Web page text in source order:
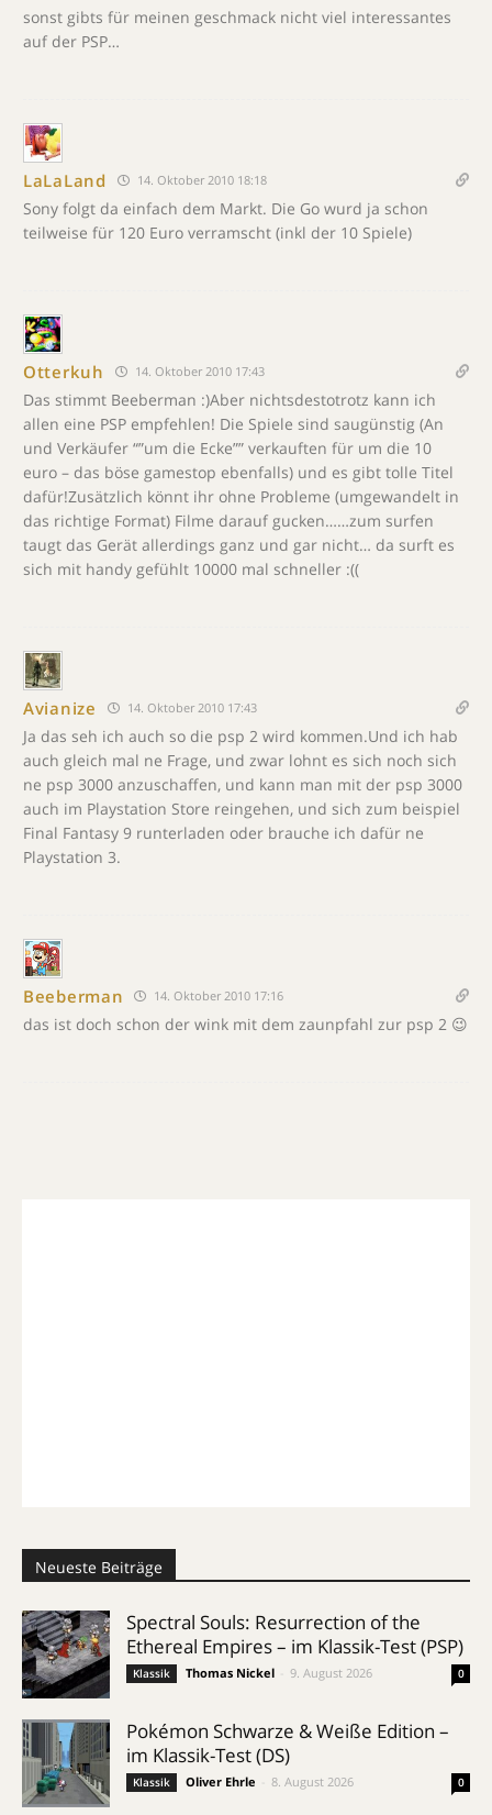
sonst gibts für meinen geschmack nicht viel interessantes
auf der PSP…
LaLaLand 14. Oktober 2010 18:18
Sony folgt da einfach dem Markt. Die Go wurd ja schon
teilweise für 120 Euro verramscht (inkl der 10 Spiele)
Otterkuh 14. Oktober 2010 17:43
Das stimmt Beeberman :)Aber nichtsdestotrotz kann ich
allen eine PSP empfehlen! Die Spiele sind saugünstig (An
und Verkäufer “”um die Ecke”” verkauften für um die 10
euro – das böse gamestop ebenfalls) und es gibt tolle Titel
dafür!Zusätzlich könnt ihr ohne Probleme (umgewandelt in
das richtige Format) Filme darauf gucken……zum surfen
taugt das Gerät allerdings ganz und gar nicht… da surft es
sich mit handy gefühlt 10000 mal schneller :((
Avianize 14. Oktober 2010 17:43
Ja das seh ich auch so die psp 2 wird kommen.Und ich hab
auch gleich mal ne Frage, und zwar lohnt es sich noch sich
ne psp 3000 anzuschaffen, und kann man mit der psp 3000
auch im Playstation Store reingehen, und sich zum beispiel
Final Fantasy 9 runterladen oder brauche ich dafür ne
Playstation 3.
Beeberman 14. Oktober 2010 17:16
das ist doch schon der wink mit dem zaunpfahl zur psp 2 😉
Neueste Beiträge
Spectral Souls: Resurrection of the
Ethereal Empires – im Klassik-Test (PSP)
Klassik Thomas Nickel 9. August 2026 0
Pokémon Schwarze & Weiße Edition –
im Klassik-Test (DS)
Klassik Oliver Ehrle 8. August 2026 0